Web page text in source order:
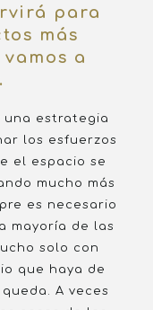
para
más
a
una estrategia
los esfuerzos
el espacio se
mucho más
mayoría de las
solo con
que haya de
A veces